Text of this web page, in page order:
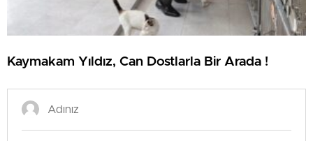
Kaymakam Yıldız, Can Dostlarla Bir Arada !